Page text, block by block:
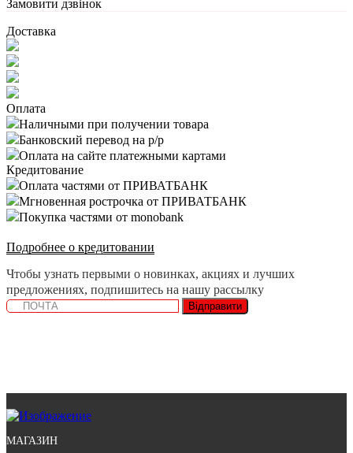
Замовити дзвінок
Доставка
Оплата
Наличными при получении товара
Банковский перевод на р/р
Оплата на сайте платежными картами
Кредитование
Оплата частями от ПРИВАТБАНК
Мгновенная рострочка от ПРИВАТБАНК
Покупка частями от monobank
Подробнее о кредитовании
Чтобы узнать первыми о новинках, акциях и лучших
предложениях, подпишитесь на нашу рассылку
Відправити
МАГАЗИН